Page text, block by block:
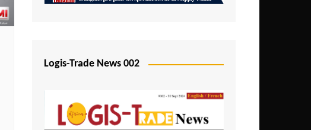
Logis-Trade News 002